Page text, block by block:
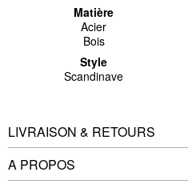
Matière
Acier
Bois
Style
Scandinave
LIVRAISON & RETOURS
A PROPOS